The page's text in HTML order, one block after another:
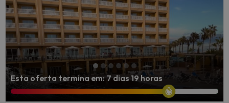
Esta oferta termina em: 7 dias 19 horas